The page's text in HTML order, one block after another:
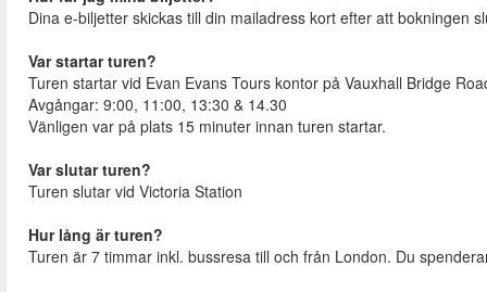
Dina e-biljetter skickas till din mailadress kort efter att bokningen
Var startar turen?
Turen startar vid Evan Evans Tours kontor på Vauxhall Bridge
Avgångar: 9:00, 11:00, 13:30 & 14.30
Vänligen var på plats 15 minuter innan turen startar.
Var slutar turen?
Turen slutar vid Victoria Station
Hur lång är turen?
Turen är 7 timmar inkl. bussresa till och från London. Du